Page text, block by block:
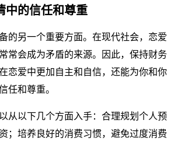
中的信任和尊重
的另一个重要方面。在现代社会，恋爱
常会成为矛盾的来源。因此，保持财务
恋爱中更加自主和自信，还能为你和你
任和尊重。
从以下几个方面入手：合理规划个人预
；培养良好的消费习惯，避免过度消费